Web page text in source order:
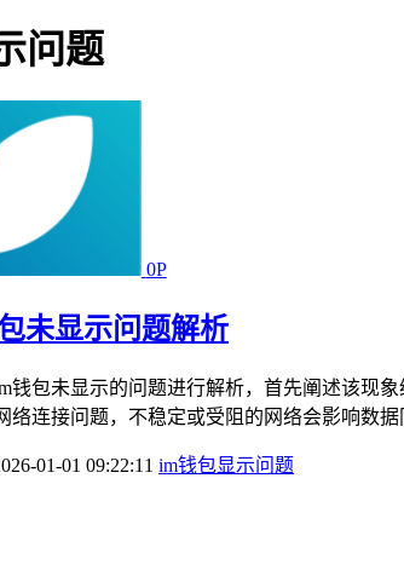
问题
0P
未显示问题解析
钱包未显示的问题进行解析，首先阐述该现
络连接问题，不稳定或受阻的网络会影响数
01-01 09:22:11 im钱包显示问题